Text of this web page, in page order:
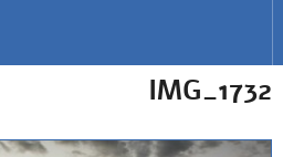
IMG_1732